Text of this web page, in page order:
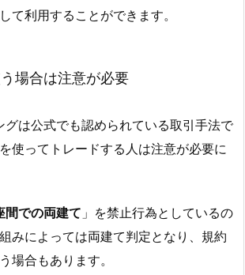
て利用することができます。
場合は注意が必要
グは公式でも認められている取引手法で
使ってトレードする人は注意が必要に
間での両建て 」を禁止行為としているの
みによっては両建て判定となり、規約
場合もあります。